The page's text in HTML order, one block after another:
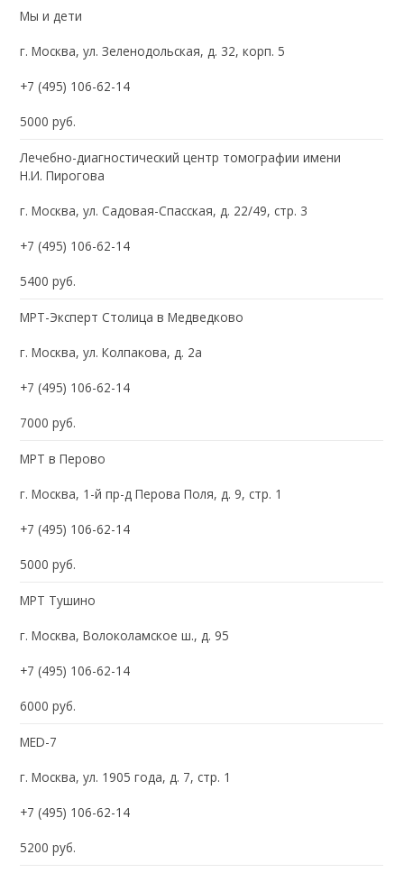
Мы и дети
г. Москва, ул. Зеленодольская, д. 32, корп. 5
+7 (495) 106-62-14
5000 руб.
Лечебно-диагностический центр томографии имени
Н.И. Пирогова
г. Москва, ул. Садовая-Спасская, д. 22/49, стр. 3
+7 (495) 106-62-14
5400 руб.
МРТ-Эксперт Столица в Медведково
г. Москва, ул. Колпакова, д. 2а
+7 (495) 106-62-14
7000 руб.
МРТ в Перово
г. Москва, 1-й пр-д Перова Поля, д. 9, стр. 1
+7 (495) 106-62-14
5000 руб.
МРТ Тушино
г. Москва, Волоколамское ш., д. 95
+7 (495) 106-62-14
6000 руб.
MED-7
г. Москва, ул. 1905 года, д. 7, стр. 1
+7 (495) 106-62-14
5200 руб.